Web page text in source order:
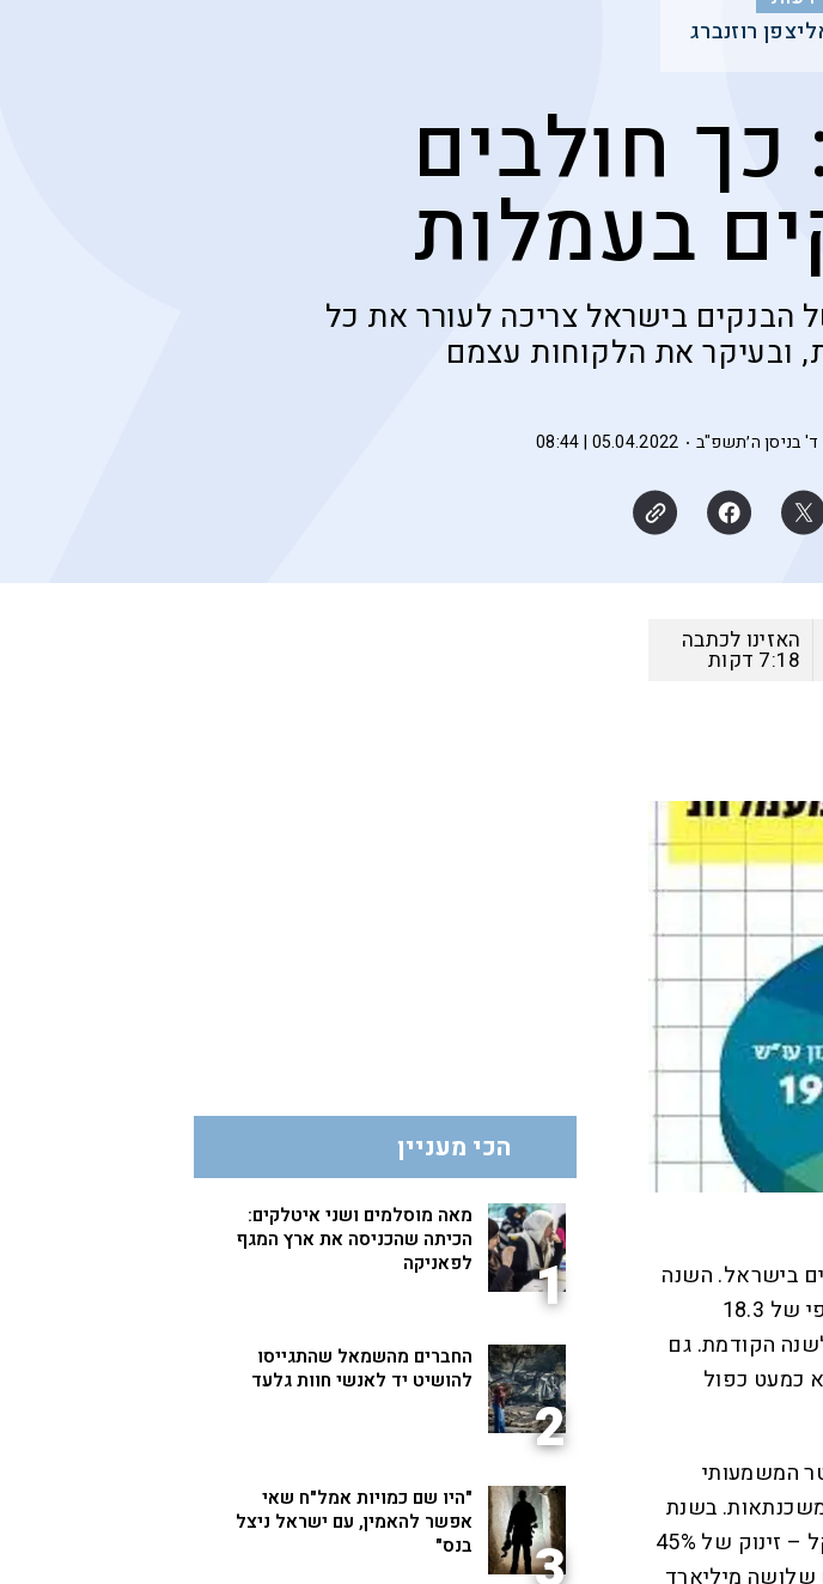
רוזנברג
חולבים
בעמלות
הבנקים בישראל צריכה לעורר את כל
ובעיקר את הלקוחות עצמם
ד' בניסן ה׳תשפ"ב 05.04.2022 | 08:44
האזינו לכתבה
7:18 דקות
בישראל. השנה
ה"היסטורית" הזו הניבה לחמשת הבנקים הגדולים רווח מצרפי של 18.3
פחות מ־144% בהשוואה לשנה הקודמת. גם
של 2020, הרווח הוא כמעט כפול
המשמעותי
בשנת
2021 נלקחו משכנתאות בסכום שיא של 116 מיליארד שקל – זינוק של 45%
שלושה מיליארד
הכי מעניין
1
מאה מוסלמים ושני איטלקים:
הכיתה שהכניסה את ארץ המגף
לפאניקה
2
החברים מהשמאל שהתגייסו
להושיט יד לאנשי חוות גלעד
"היו שם כמויות אמל"ח שאי
אפשר להאמין, עם ישראל ניצל
בנס"